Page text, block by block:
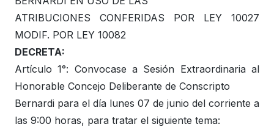
ATRIBUCIONES CONFERIDAS POR LEY 10027
MODIF. POR LEY 10082
DECRETA:
Artículo 1°: Convocase a Sesión Extraordinaria al
Honorable Concejo Deliberante de Conscripto
Bernardi para el día lunes 07 de junio del corriente a
las 9:00 horas, para tratar el siguiente tema: